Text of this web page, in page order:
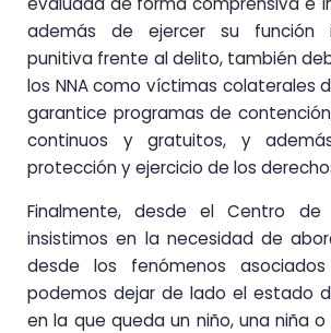
además de ejercer su función
punitiva frente al delito, también
los NNA como víctimas colaterales
garantice programas de
continuos y gratuitos, y
protección y ejercicio de los
Finalmente, desde el Centro
insistimos en la necesidad de
desde los fenómenos
podemos dejar de lado el estado
en la que queda un niño, una niña